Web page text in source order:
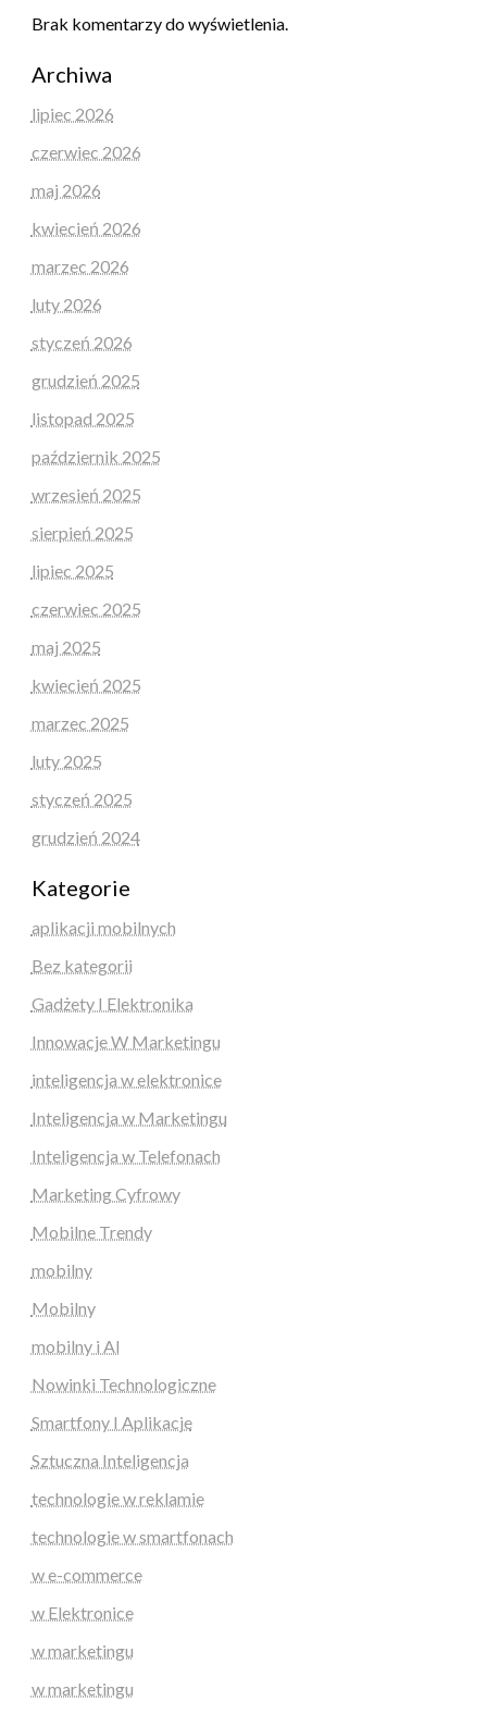
Brak komentarzy do wyświetlenia.
Archiwa
lipiec 2026
czerwiec 2026
maj 2026
kwiecień 2026
marzec 2026
luty 2026
styczeń 2026
grudzień 2025
listopad 2025
październik 2025
wrzesień 2025
sierpień 2025
lipiec 2025
czerwiec 2025
maj 2025
kwiecień 2025
marzec 2025
luty 2025
styczeń 2025
grudzień 2024
Kategorie
aplikacji mobilnych
Bez kategorii
Gadżety I Elektronika
Innowacje W Marketingu
inteligencja w elektronice
Inteligencja w Marketingu
Inteligencja w Telefonach
Marketing Cyfrowy
Mobilne Trendy
mobilny
Mobilny
mobilny i AI
Nowinki Technologiczne
Smartfony I Aplikacje
Sztuczna Inteligencja
technologie w reklamie
technologie w smartfonach
w e-commerce
w Elektronice
w marketingu
w marketingu